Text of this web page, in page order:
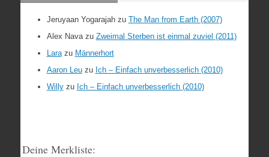
Jeruyaan Yogarajahzu The Man from Earth (2007)
Alex Navazu Zweimal Sterben ist einmal zuviel (2011)
Larazu Männerhort
Aaron Leuzu Ich – Einfach unverbesserlich (2010)
Willyzu Ich – Einfach unverbesserlich (2010)
Deine Merkliste: